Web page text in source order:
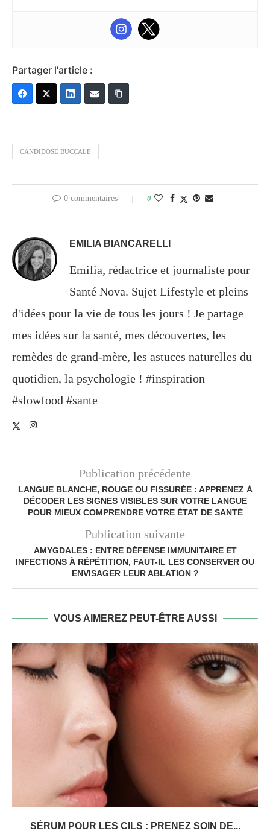
Partager l'article :
CANDIDOSE BUCCALE
0 commentaires 0
EMILIA BIANCARELLI
Emilia, rédactrice et journaliste pour
Santé Nova. Sujet Lifestyle et pleins
d'idées pour la vie de tous les jours ! Je partage
mes idées sur la santé, mes découvertes, les
remèdes de grand-mère, les astuces naturelles du
quotidien, la psychologie ! #inspiration
#slowfood #sante
Publication précédente
LANGUE BLANCHE, ROUGE OU FISSURÉE : APPRENEZ À
DÉCODER LES SIGNES VISIBLES SUR VOTRE LANGUE
POUR MIEUX COMPRENDRE VOTRE ÉTAT DE SANTÉ
Publication suivante
AMYGDALES : ENTRE DÉFENSE IMMUNITAIRE ET
INFECTIONS À RÉPÉTITION, FAUT-IL LES CONSERVER OU
ENVISAGER LEUR ABLATION ?
VOUS AIMEREZ PEUT-ÊTRE AUSSI
SÉRUM POUR LES CILS : PRENEZ SOIN DE...